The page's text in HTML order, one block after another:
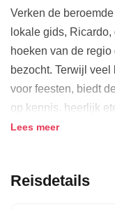
Verken de
lokale gids,
hoeken van de
bezocht. Terwijl
voor feesten, biedt
op kennis, heerlijk
tour drijf je langs de
Lees meer
Reisdetails